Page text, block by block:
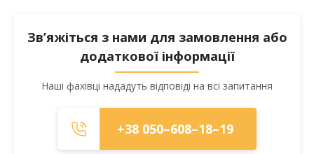
Зв’яжіться з нами для замовлення або
додаткової інформації
Наші фахівці нададуть відповіді на всі запитання
+38 050–608–18–19